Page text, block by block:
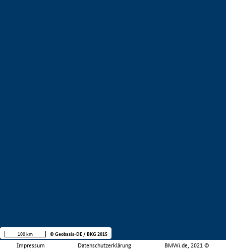
Impressum Datenschutzerklärung BMWi.de, 2021 ©
100 km © Geobasis-DE / BKG 2015